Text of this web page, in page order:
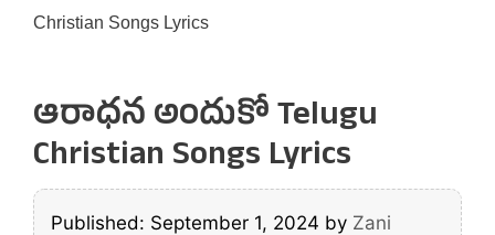
Christian Songs Lyrics
ఆరాధన అందుకో Telugu
Christian Songs Lyrics
Published: September 1, 2024 by Zani